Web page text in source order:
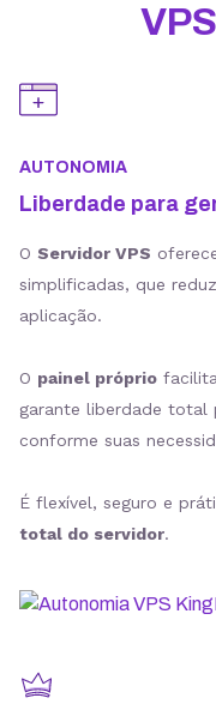
AUTONOMIA
Liberdade para
O Servidor VPS
simplificadas, que
aplicação.
O painel próprio
garante liberdade total
conforme suas
É flexível, seguro e
total do servidor.